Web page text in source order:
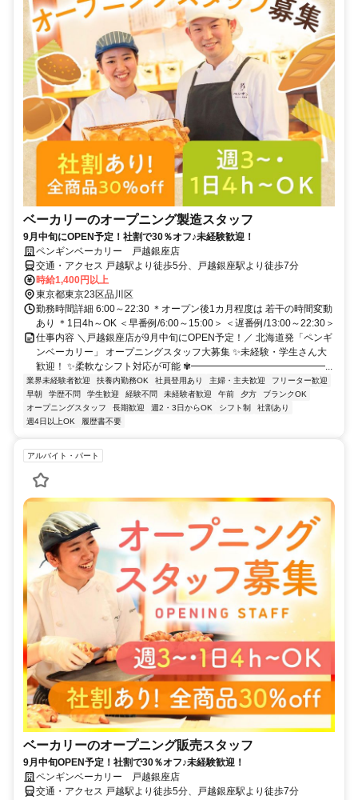
ベーカリーのオープニング製造スタッフ
9月中旬にOPEN予定！社割で30％オフ♪未経験歓迎！
ペンギンベーカリー 戸越銀座店
交通・アクセス 戸越駅より徒歩5分、戸越銀座駅より徒歩7分
時給1,400円以上
東京都東京23区品川区
勤務時間詳細 6:00～22:30 ＊オープン後1カ月程度は 若干の時間変動
あり ＊1日4h～OK ＜早番例/6:00～15:00＞ ＜遅番例/13:00～22:30＞
仕事内容 ＼戸越銀座店が9月中旬にOPEN予定！／ 北海道発「ペンギ
ンベーカリー」 オープニングスタッフ大募集 ✨未経験・学生さん大
歓迎！ ✨柔軟なシフト対応が可能 ✾━━━━━━━━━━━━━━...
業界未経験者歓迎 扶養内勤務OK 社員登用あり 主婦・主夫歓迎
フリーター歓迎
早朝
学歴不問 学生歓迎 経験不問 未経験者歓迎 午前 夕方
ブランクOK
オープニングスタッフ
長期歓迎 週2・3日からOK シフト制
社割あり
週4日以上OK
履歴書不要
アルバイト・パート
ベーカリーのオープニング販売スタッフ
9月中旬OPEN予定！社割で30％オフ♪未経験歓迎！
ペンギンベーカリー 戸越銀座店
交通・アクセス 戸越駅より徒歩5分、戸越銀座駅より徒歩7分